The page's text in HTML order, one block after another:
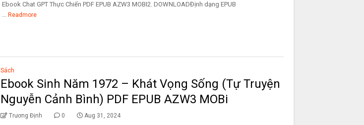
Ebook Chat GPT Thực Chiến PDF EPUB AZW3 MOBI2. DOWNLOADĐịnh dạng EPUB
... Readmore
Sách
Ebook Sinh Năm 1972 – Khát Vọng Sống (Tự Truyện
Nguyễn Cảnh Bình) PDF EPUB AZW3 MOBi
Trương Định 0 Aug 31, 2024